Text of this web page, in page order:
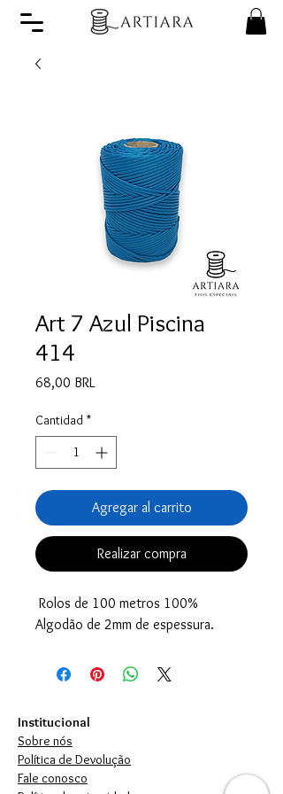
Art 7 Azul Piscina
414
68,00 BRL
Cantidad *
Agregar al carrito
Realizar compra
Rolos de 100 metros 100%
Algodão de 2mm de espessura.
Institucional
Sobre nós
Política de Devolução
Fale conosco